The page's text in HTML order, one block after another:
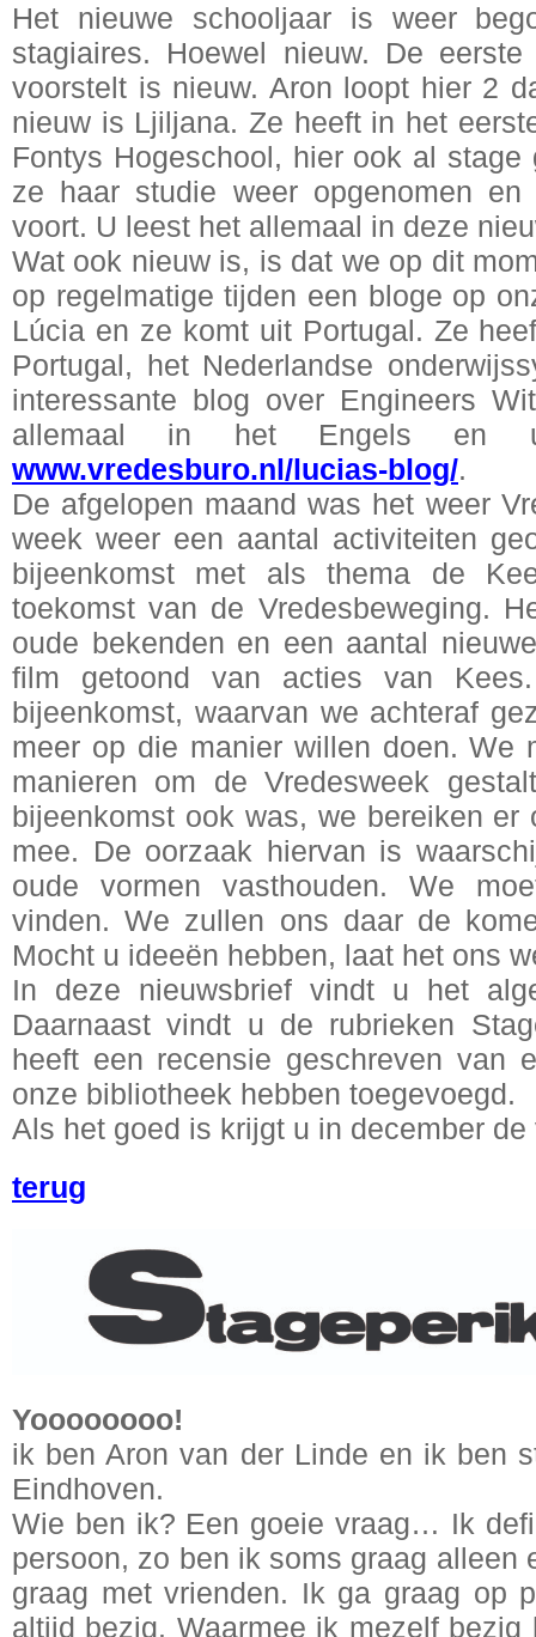
Het nieuwe schooljaar is weer
stagiaires. Hoewel nieuw. De
voorstelt is nieuw. Aron loopt hier 2
nieuw is Ljiljana. Ze heeft in het
Fontys Hogeschool, hier ook al
ze haar studie weer opgenomen
voort. U leest het allemaal in deze
Wat ook nieuw is, is dat we op dit
op regelmatige tijden een bloge op
Lúcia en ze komt uit Portugal. Ze
Portugal, het Nederlandse
interessante blog over Engineers
allemaal in het Engels
www.vredesburo.nl/lucias-blog/.
De afgelopen maand was het weer
week weer een aantal activiteiten
bijeenkomst met als thema de
toekomst van de Vredesbeweging.
oude bekenden en een aantal
film getoond van acties van
bijeenkomst, waarvan we achteraf
meer op die manier willen doen. We
manieren om de Vredesweek
bijeenkomst ook was, we bereiken er
mee. De oorzaak hiervan is
oude vormen vasthouden. We
vinden. We zullen ons daar de
Mocht u ideeën hebben, laat het ons
In deze nieuwsbrief vindt u het
Daarnaast vindt u de rubrieken
heeft een recensie geschreven van
onze bibliotheek hebben toegevoegd.
Als het goed is krijgt u in december
terug
Yoooooooo!
ik ben Aron van der Linde en ik ben
Eindhoven.
Wie ben ik? Een goeie vraag… Ik
persoon, zo ben ik soms graag alleen
graag met vrienden. Ik ga graag op
altijd bezig. Waarmee ik mezelf